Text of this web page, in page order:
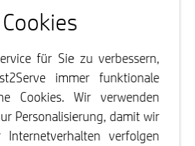
Cookies
für Sie zu verbessern,
immer funktionale
Cookies. Wir verwenden
Personalisierung, damit wir
verfolgen